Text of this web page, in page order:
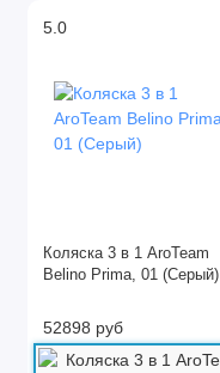
5.0
Коляска 3 в 1 AroTeam
Belino Prima, 01 (Cерый)
52898 руб